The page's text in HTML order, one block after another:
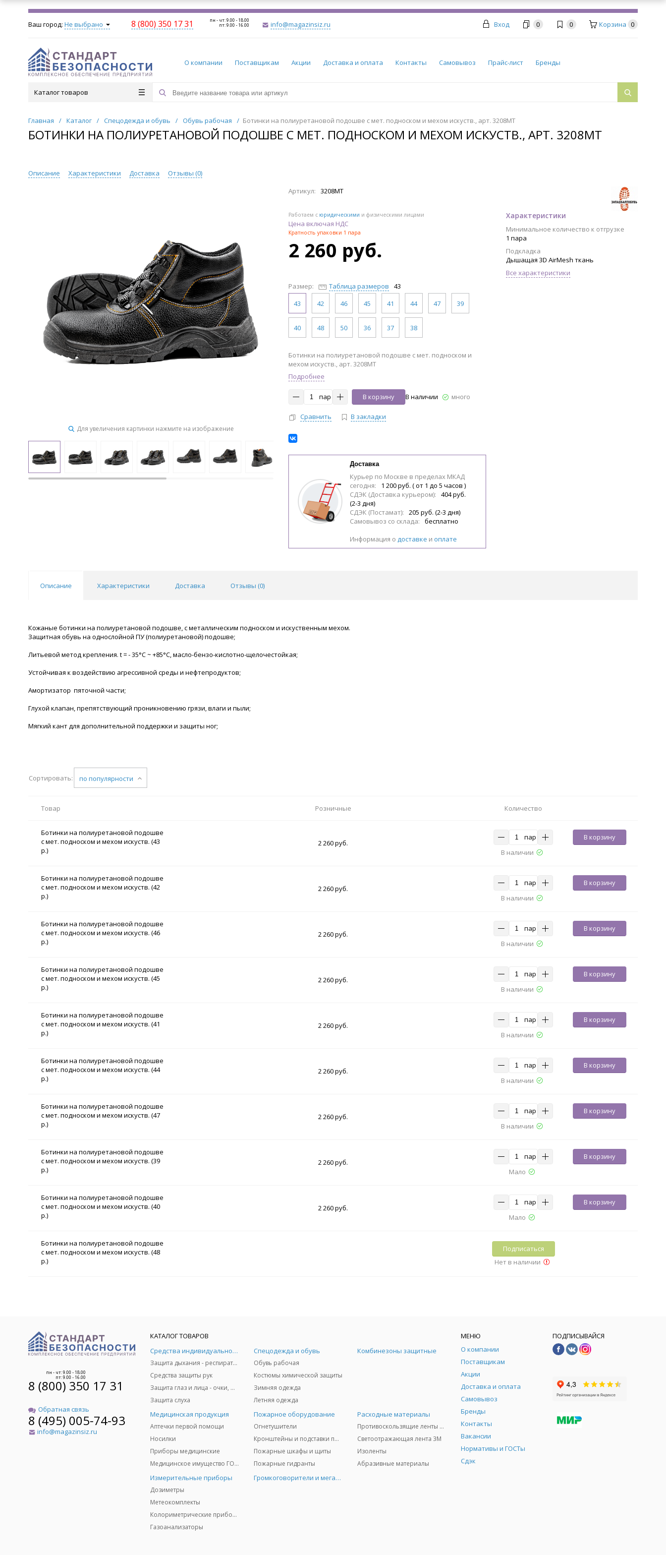
Ваш город: Не выбрано 8 (800) 350 17 31 пн - чт: 9.00 - 18.00
пт: 9.00 - 16.00 info@magazinsiz.ru Вход 0 0 Корзина 0
О компании Поставщикам Акции Доставка и оплата Контакты Самовывоз Прайс-лист Бренды
Каталог товаров
Главная / Каталог / Спецодежда и обувь / Обувь рабочая / Ботинки на полиуретановой подошве с мет. подноском и мехом искуств., арт. 3208МТ
БОТИНКИ НА ПОЛИУРЕТАНОВОЙ ПОДОШВЕ С МЕТ. ПОДНОСКОМ И МЕХОМ ИСКУСТВ., АРТ. 3208МТ
Описание Характеристики Доставка Отзывы (0)
Для увеличения картинки нажмите на изображение
Артикул: 3208МТ
Работаем с юридическими и физическими лицами
Цена включая НДС
Кратность упаковки 1 пара
2 260 руб.
Размер: Таблица размеров
43
43
42 46 45 41 44 47 39
40 48 50 36 37 38
Характеристики
Минимальное количество к отгрузке
1 пара
Подкладка
Дышащая 3D AirMesh ткань
Все характеристики
Ботинки на полиуретановой подошве с мет. подноском и
мехом искуств., арт. 3208МТ
Подробнее
пар В корзину В наличии много
Сравнить В закладки
Доставка
Курьер по Москве в пределах МКАД
сегодня:
1 200 руб. ( от 1 до 5 часов )
СДЭК (Доставка курьером):
404 руб.
(2-3 дня)
СДЭК (Постамат):
205 руб. (2-3 дня)
Самовывоз со склада:
бесплатно
Информация о доставке и оплате
Описание Характеристики Доставка Отзывы (0)
Кожаные ботинки на полиуретановой подошве, с металлическим подноском и искуственным мехом.
Защитная обувь на однослойной ПУ (полиуретановой) подошве;
Литьевой метод крепления. t = - 35°С ~ +85°С, масло-бензо-кислотно-щелочестойкая;
Устойчивая к воздействию агрессивной среды и нефтепродуктов;
Амортизатор пяточной части;
Глухой клапан, препятствующий проникновению грязи, влаги и пыли;
Мягкий кант для дополнительной поддержки и защиты ног;
Сортировать: по популярности
Товар Розничные Количество
Ботинки на полиуретановой подошве
с мет. подноском и мехом искуств. (43
р.)
2 260 руб.
пар
В корзину
В наличии
Ботинки на полиуретановой подошве
с мет. подноском и мехом искуств. (42
р.)
2 260 руб.
пар
В корзину
В наличии
Ботинки на полиуретановой подошве
с мет. подноском и мехом искуств. (46
р.)
2 260 руб.
пар
В корзину
В наличии
Ботинки на полиуретановой подошве
с мет. подноском и мехом искуств. (45
р.)
2 260 руб.
пар
В корзину
В наличии
Ботинки на полиуретановой подошве
с мет. подноском и мехом искуств. (41
р.)
2 260 руб.
пар
В корзину
В наличии
Ботинки на полиуретановой подошве
с мет. подноском и мехом искуств. (44
р.)
2 260 руб.
пар
В корзину
В наличии
Ботинки на полиуретановой подошве
с мет. подноском и мехом искуств. (47
р.)
2 260 руб.
пар
В корзину
В наличии
Ботинки на полиуретановой подошве
с мет. подноском и мехом искуств. (39
р.)
2 260 руб.
пар
В корзину
Мало
Ботинки на полиуретановой подошве
с мет. подноском и мехом искуств. (40
р.)
2 260 руб.
пар
В корзину
Мало
Ботинки на полиуретановой подошве
с мет. подноском и мехом искуств. (48
р.)
Подписаться
Нет в наличии
пн - чт: 9.00 - 18.00
пт: 9.00 - 16.00
8 (800) 350 17 31
Обратная связь
8 (495) 005-74-93
info@magazinsiz.ru
КАТАЛОГ ТОВАРОВ
Средства индивидуальной защиты
Защита дыхания - респираторы, противогазы, фильтры, дозиметры
Средства защиты рук
Защита глаз и лица - очки, щитки
Защита слуха
Спецодежда и обувь
Обувь рабочая
Костюмы химической защиты
Зимняя одежда
Летняя одежда
Комбинезоны защитные
Медицинская продукция
Аптечки первой помощи
Носилки
Приборы медицинские
Медицинское имущество ГО и ЧС
Пожарное оборудование
Огнетушители
Кронштейны и подставки под огнетушители
Пожарные шкафы и щиты
Пожарные гидранты
Расходные материалы
Противоскользящие ленты 3М
Светоотражающая лента 3M
Изоленты
Абразивные материалы
Измерительные приборы
Дозиметры
Метеокомплекты
Колориметрические приборы
Газоанализаторы
Громкоговорители и мегафоны
МЕНЮ
О компании
Поставщикам
Акции
Доставка и оплата
Самовывоз
Бренды
Контакты
Вакансии
Нормативы и ГОСТы
Сдэк
ПОДПИСЫВАЙСЯ